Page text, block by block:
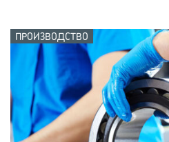
ПРОИЗВОДСТВО